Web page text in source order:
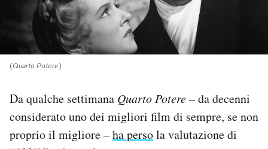
I MIEI PREFERITI
SHOP
CALENDARIO
AREA PERSONALE
(Quarto Potere)
Da qualche settimana Quarto Potere –da decenni
considerato uno dei migliori film di sempre, se non
proprio il migliore –ha persola valutazione di